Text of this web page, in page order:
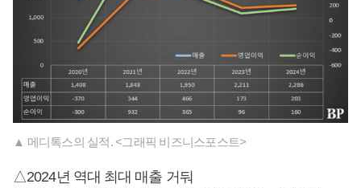
▲ 메디톡스의 실적. <그래픽 비즈니스포스트>
△2024년 역대 최대 매출 거둬